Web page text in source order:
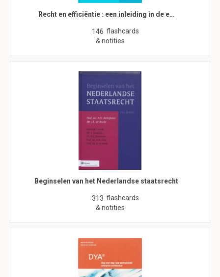
Recht en efficiëntie : een inleiding in de e…
146 flashcards
& notities
Beginselen van het Nederlandse staatsrecht
313 flashcards
& notities